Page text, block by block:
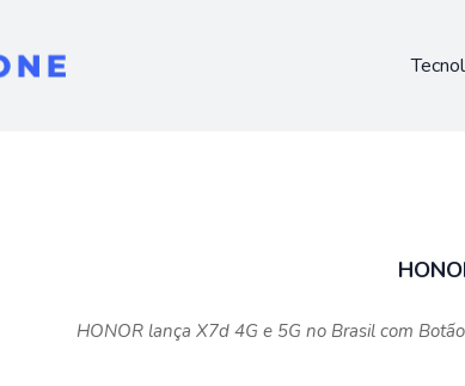
HONOR lança X7d 4G e 5G no Brasil com